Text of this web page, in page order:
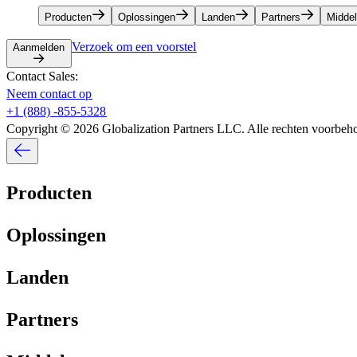
Producten​​ Oplossingen​​ Landen​​ Partners​​
Aanmelden​​ Verzoek om een voorstel​​
Contact Sales:​​
Neem contact op​​
+1 (888) -855-5328​​
Copyright © 2026 Globalization Partners LLC. Alle rechten
Producten​​
Oplossingen​​
Landen​​
Partners​​